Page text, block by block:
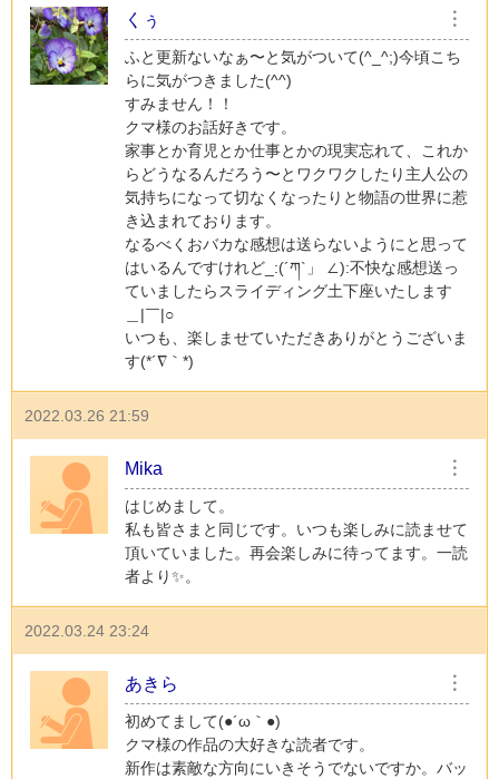
くぅ ︙
ふと更新ないなぁ〜と気がついて(^_^;)今頃こち
らに気がつきました(^^)
すみません！！
クマ様のお話好きです。
家事とか育児とか仕事とかの現実忘れて、これか
らどうなるんだろう〜とワクワクしたり主人公の
気持ちになって切なくなったりと物語の世界に惹
き込まれております。
なるべくおバカな感想は送らないようにと思って
はいるんですけれど_:(´ཀ`」 ∠):不快な感想送っ
ていましたらスライディング土下座いたします
＿|￣|○
いつも、楽しませていただきありがとうございま
す(*´∇｀*)
2022.03.26 21:59
Mika ︙
はじめまして。
私も皆さまと同じです。いつも楽しみに読ませて
頂いていました。再会楽しみに待ってます。一読
者より✨。
2022.03.24 23:24
あきら ︙
初めてまして(●´ω｀●)
クマ様の作品の大好きな読者です。
新作は素敵な方向にいきそうでないですか。バッ